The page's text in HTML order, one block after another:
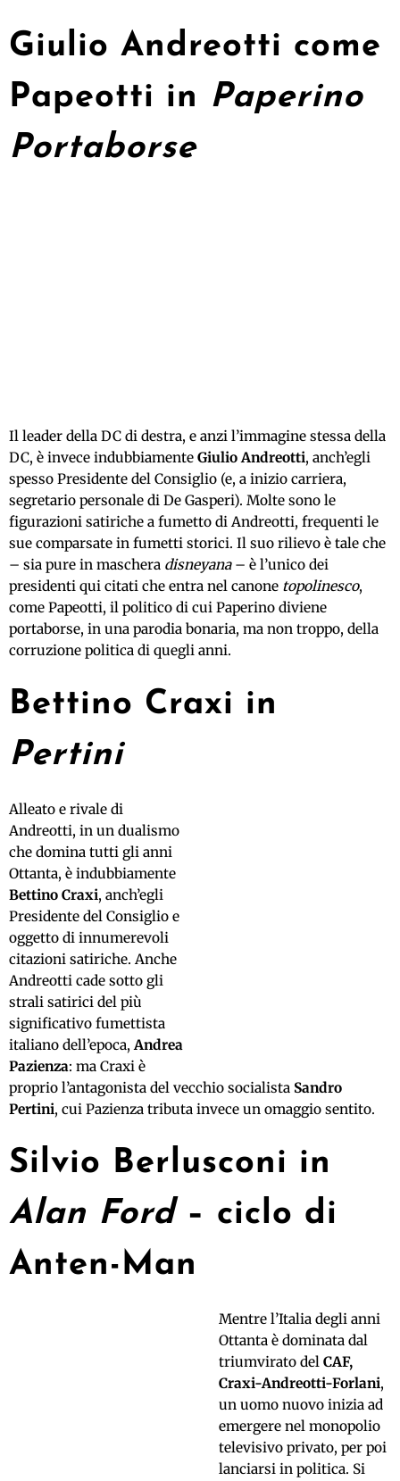
Giulio Andreotti come
Papeotti in Paperino
Portaborse
Il leader della DC di destra, e anzi l’immagine stessa della
DC, è invece indubbiamente Giulio Andreotti, anch’egli
spesso Presidente del Consiglio (e, a inizio carriera,
segretario personale di De Gasperi). Molte sono le
figurazioni satiriche a fumetto di Andreotti, frequenti le
sue comparsate in fumetti storici. Il suo rilievo è tale che
– sia pure in maschera disneyana– è l’unico dei
presidenti qui citati che entra nel canone topolinesco,
come Papeotti, il politico di cui Paperino diviene
portaborse, in una parodia bonaria, ma non troppo, della
corruzione politica di quegli anni.
Bettino Craxi in
Pertini
Alleato e rivale di
Andreotti, in un dualismo
che domina tutti gli anni
Ottanta, è indubbiamente
Bettino Craxi, anch’egli
Presidente del Consiglio e
oggetto di innumerevoli
citazioni satiriche. Anche
Andreotti cade sotto gli
strali satirici del più
significativo fumettista
italiano dell’epoca,Andrea
Pazienza: ma Craxi è
proprio l’antagonista del vecchio socialista Sandro
Pertini, cui Pazienza tributa invece un omaggio sentito.
Silvio Berlusconi in
Alan Ford– ciclo di
Anten-Man
Mentre l’Italia degli anni
Ottanta è dominata dal
triumvirato del CAF,
Craxi-Andreotti-Forlani,
un uomo nuovo inizia ad
emergere nel monopolio
televisivo privato, per poi
lanciarsi in politica. Si